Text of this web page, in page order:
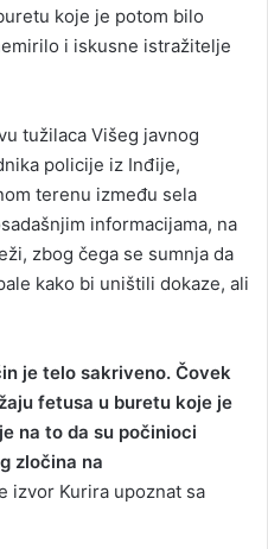
koje je potom bilo
i iskusne istražitelje
tužilaca Višeg javnog
policije iz Inđije,
terenu između sela
informacijama, na
zbog čega se sumnja da
kako bi uništili dokaze, ali
je telo sakriveno. Čovek
fetusa u buretu koje je
na to da su počinioci
zločina na
izvor Kurira upoznat sa